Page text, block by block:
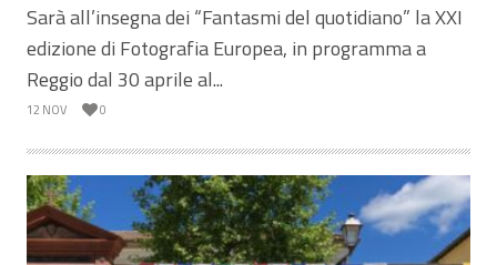
Sarà all’insegna dei “Fantasmi del quotidiano” la XXI
edizione di Fotografia Europea, in programma a
Reggio dal 30 aprile al...
12 NOV 0